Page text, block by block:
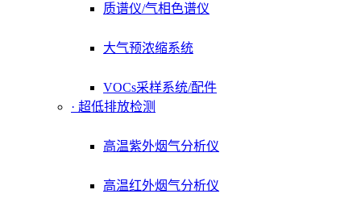
质谱仪/气相色谱仪
大气预浓缩系统
VOCs采样系统/配件
· 超低排放检测
高温紫外烟气分析仪
高温红外烟气分析仪